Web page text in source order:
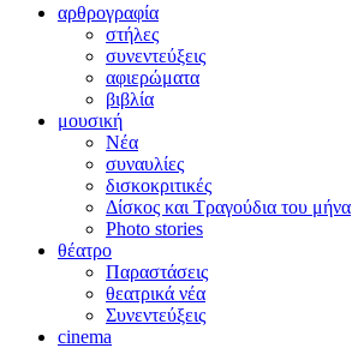
αρθρογραφία
στήλες
συνεντεύξεις
αφιερώματα
βιβλία
μουσική
Νέα
συναυλίες
δισκοκριτικές
Δίσκος και Τραγούδια του μήνα
Photo stories
θέατρο
Παραστάσεις
θεατρικά νέα
Συνεντεύξεις
cinema